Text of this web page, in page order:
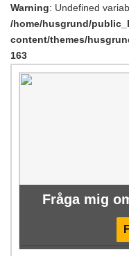
Warning: Undefined
/home/husgrund/
content/themes/
163
Fråga mig